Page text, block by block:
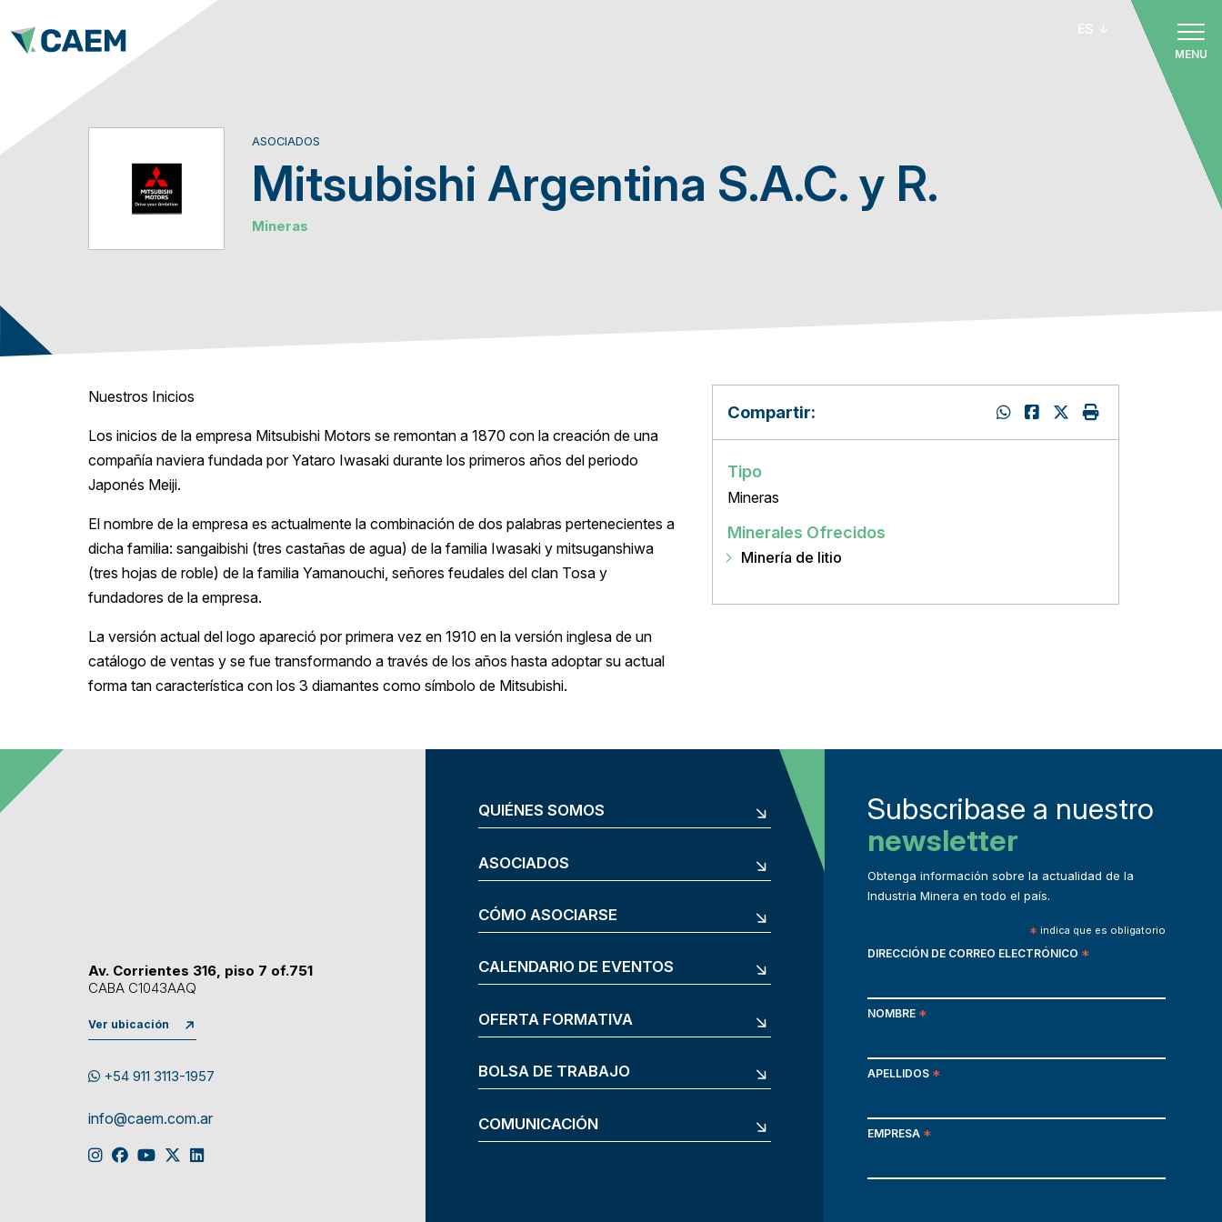
MENU
ES
ASOCIADOS
Mitsubishi Argentina S.A.C. y R.
Mineras
Nuestros Inicios
Los inicios de la empresa Mitsubishi Motors se remontan a 1870 con la creación de una
compañía naviera fundada por Yataro Iwasaki durante los primeros años del periodo
Japonés Meiji.
El nombre de la empresa es actualmente la combinación de dos palabras pertenecientes a
dicha familia: sangaibishi (tres castañas de agua) de la familia Iwasaki y mitsuganshiwa
(tres hojas de roble) de la familia Yamanouchi, señores feudales del clan Tosa y
fundadores de la empresa.
La versión actual del logo apareció por primera vez en 1910 en la versión inglesa de un
catálogo de ventas y se fue transformando a través de los años hasta adoptar su actual
forma tan característica con los 3 diamantes como símbolo de Mitsubishi.
Compartir:
Tipo
Mineras
Minerales Ofrecidos
Minería de litio
Av. Corrientes 316, piso 7 of.751
CABA C1043AAQ
Ver ubicación
+54 911 3113-1957
info@caem.com.ar
QUIÉNES SOMOS
ASOCIADOS
CÓMO ASOCIARSE
CALENDARIO DE EVENTOS
OFERTA FORMATIVA
BOLSA DE TRABAJO
COMUNICACIÓN
Subscribase a nuestro
newsletter
Obtenga información sobre la actualidad de la
Industria Minera en todo el país.
* indica que es obligatorio
DIRECCIÓN DE CORREO ELECTRÓNICO *
NOMBRE *
APELLIDOS *
EMPRESA *